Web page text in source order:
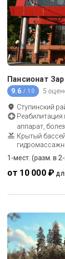
Пансионат
9.6 / 10 5
Ступинский
Реабилитация
аппарат,
Крытый
1-мест. (разм. в
от 10 000 ₽